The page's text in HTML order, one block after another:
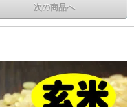
次の商品へ